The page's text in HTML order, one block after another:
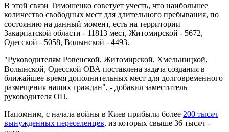
В этой связи Тимошенко советует учесть, что наибольшее
количество свободных мест для длительного пребывания, по
состоянию на данный момент, есть на территории
Закарпатской области - 11813 мест, Житомирской - 5672,
Одесской - 5058, Волынской - 4493.
"Руководителям Ровенской, Житомирской, Хмельницкой,
Волынской, Одесской ОВА поставлена задача создания в
ближайшее время дополнительных мест для долговременного
размещения наших граждан", - добавил заместитель
руководителя ОП.
Напомним, с начала войны в Киев прибыли более 200 тысяч
вынужденных переселенцев, из которых свыше 36 тысяч -